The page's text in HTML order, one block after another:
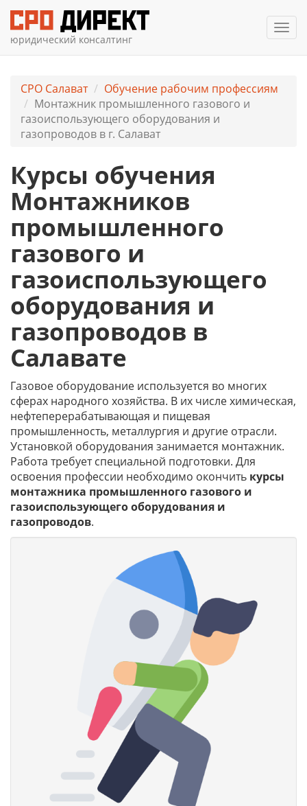
юридический консалтинг
СРО Салават
Обучение рабочим профессиям
Монтажник промышленного газового и
газоиспользующего оборудования и
газопроводов в г. Салават
Курсы обучения
Монтажников
промышленного
газового и
газоиспользующего
оборудования и
газопроводов в
Салавате
Газовое оборудование используется во многих
сферах народного хозяйства. В их числе химическая,
нефтеперерабатывающая и пищевая
промышленность, металлургия и другие отрасли.
Установкой оборудования занимается монтажник.
Работа требует специальной подготовки. Для
освоения профессии необходимо окончить курсы
монтажника промышленного газового и
газоиспользующего оборудования и
газопроводов.